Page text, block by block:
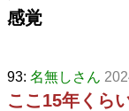
感覚
93: 名無しさん
ここ15年くら